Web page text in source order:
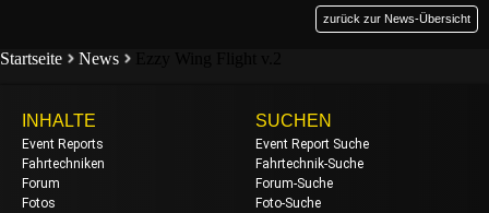
zurück zur News-Übersicht
Startseite News
INHALTE
Event Reports
Fahrtechniken
Forum
Fotos
SUCHEN
Event Report Suche
Fahrtechnik-Suche
Forum-Suche
Foto-Suche